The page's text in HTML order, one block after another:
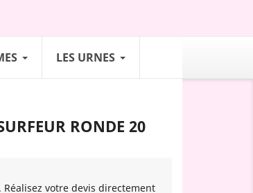
LES URNES
RONDE 20
votre devis directement